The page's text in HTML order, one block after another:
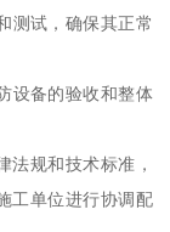
测试，确保其正常
设备的验收和整体
法规和技术标准，
工单位进行协调配